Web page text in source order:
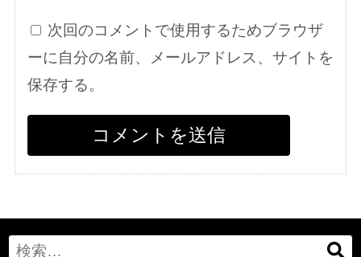
次回のコメントで使用するためブラウザ
ーに自分の名前、メールアドレス、サイトを
保存する。
Search